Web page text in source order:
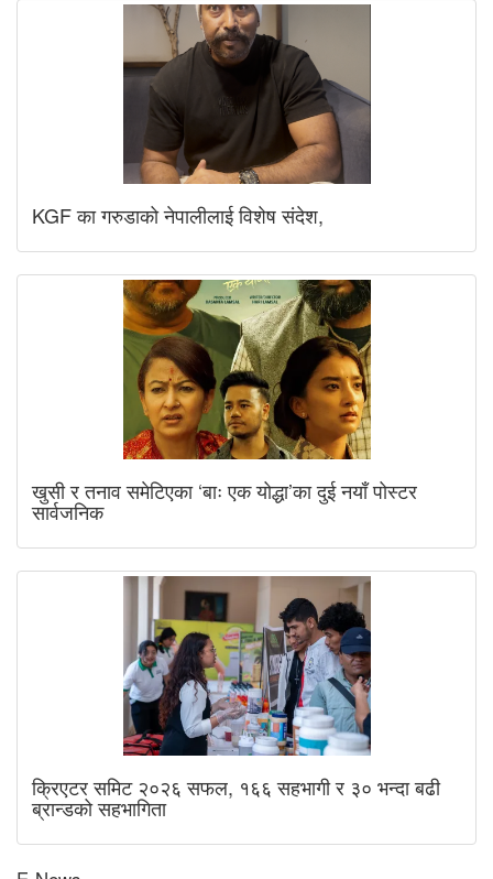
KGF का गरुडाको नेपालीलाई विशेष संदेश,
खुसी र तनाव समेटिएका ‘बाः एक योद्धा’का दुई नयाँ पोस्टर
सार्वजनिक
क्रिएटर समिट २०२६ सफल, १६६ सहभागी र ३० भन्दा बढी
ब्रान्डको सहभागिता